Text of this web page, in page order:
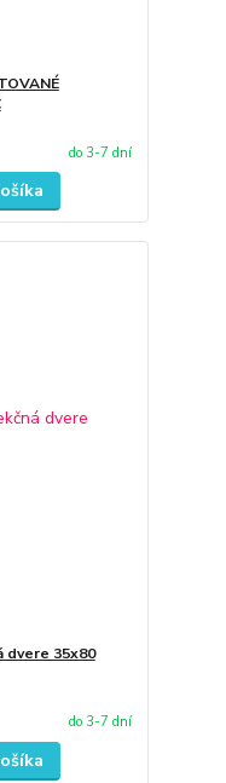
do 3-7 dní
dvere 35x80
do 3-7 dní